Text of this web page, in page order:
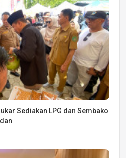
Sediakan LPG dan Sembako